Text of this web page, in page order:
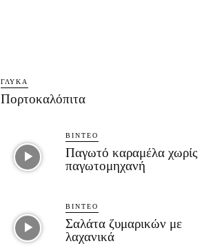
ΓΛΥΚΆ
Πορτοκαλόπιτα
ΒΊΝΤΕΟ
Παγωτό καραμέλα χωρίς
παγωτομηχανή
ΒΊΝΤΕΟ
Σαλάτα ζυμαρικών με
λαχανικά